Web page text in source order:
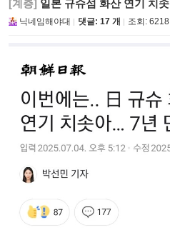
[계층] 일본 규슈섬 화산 연기 치솟
닉네임해야대 댓글: 17 개 조회: 6218